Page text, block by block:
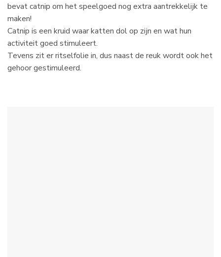
bevat catnip om het speelgoed nog extra aantrekkelijk te
maken!
Catnip is een kruid waar katten dol op zijn en wat hun
activiteit goed stimuleert.
Tevens zit er ritselfolie in, dus naast de reuk wordt ook het
gehoor gestimuleerd.